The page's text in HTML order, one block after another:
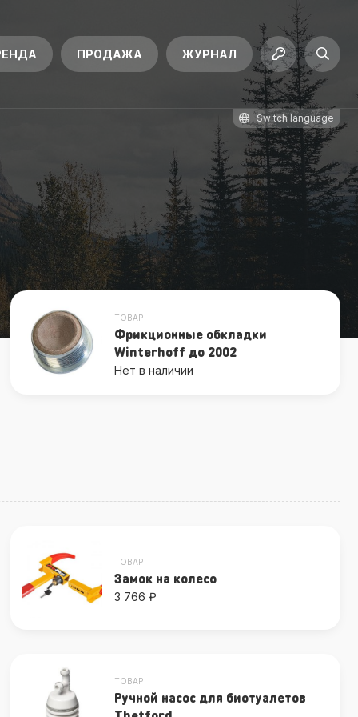
ПРОДАЖА ЖУРНАЛ
Switch language
ТОВАР
Фрикционные обкладки
Winterhoff до 2002
Нет в наличии
ТОВАР
Замок на колесо
3 766 ₽
ТОВАР
Ручной насос для биотуалетов